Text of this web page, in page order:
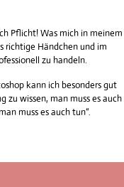
Pflicht! Was mich in meinem
richtige Händchen und im
zu handeln.
kann ich besonders gut
zu wissen, man muss es auch
muss es auch tun“.